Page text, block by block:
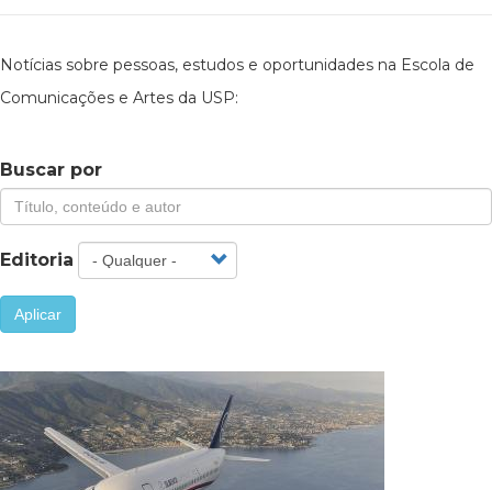
Notícias sobre pessoas, estudos e oportunidades na Escola de
Comunicações e Artes da USP:
Buscar por
Editoria
Aplicar